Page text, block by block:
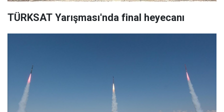
TÜRKSAT Yarışması'nda final heyecanı